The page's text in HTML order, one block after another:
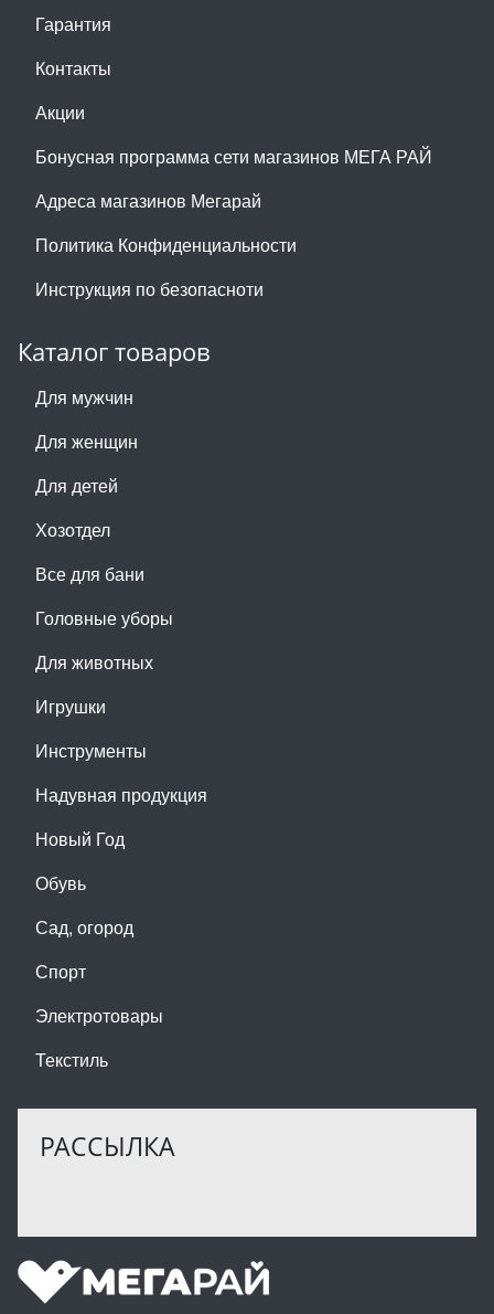
Гарантия
Контакты
Акции
Бонусная программа сети магазинов МЕГА РАЙ
Адреса магазинов Мегарай
Политика Конфиденциальности
Инструкция по безопасноти
Каталог товаров
Для мужчин
Для женщин
Для детей
Хозотдел
Все для бани
Головные уборы
Для животных
Игрушки
Инструменты
Надувная продукция
Новый Год
Обувь
Сад, огород
Спорт
Электротовары
Текстиль
РАССЫЛКА